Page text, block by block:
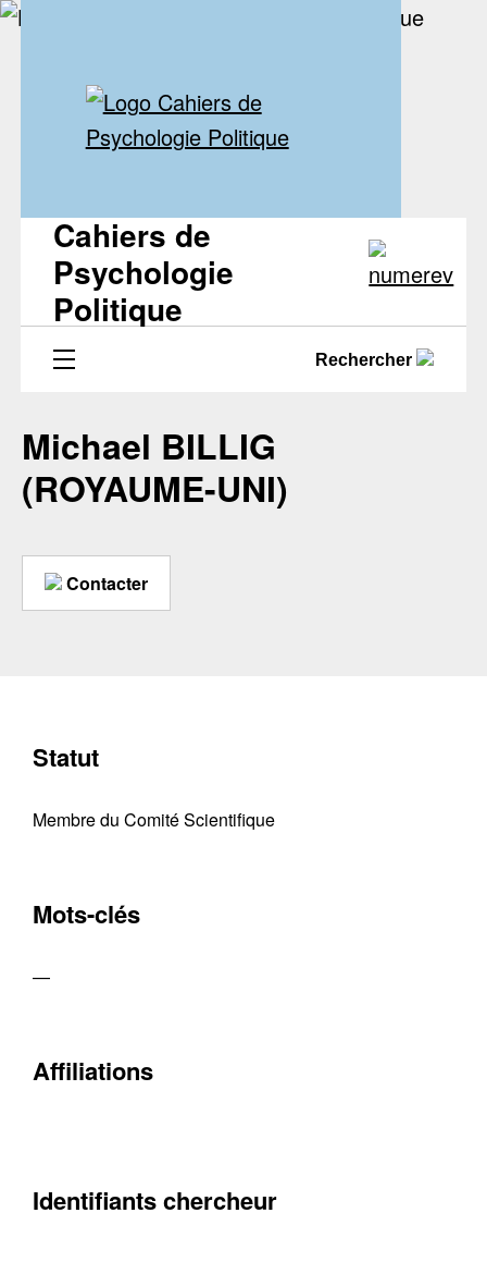
Cahiers de
Psychologie
Politique
Rechercher
Michael BILLIG
(ROYAUME-UNI)
Contacter
Statut
Membre du Comité Scientifique
Mots-clés
—
Affiliations
Identifiants chercheur
Contacter